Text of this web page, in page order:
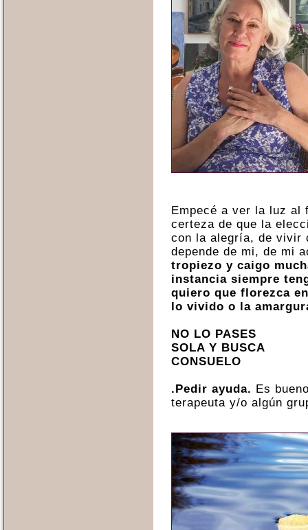
Empecé a ver la luz al
certeza de que la
con la alegría, de vivir
depende de mi, de mi
tropiezo y caigo
instancia siempre
quiero que florezca
lo vivido o la
NO LO PASES
SOLA Y BUSCA
CONSUELO
.Pedir ayuda. Es
terapeuta y/o algún